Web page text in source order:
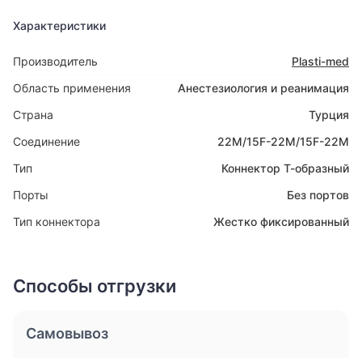
Характеристики
Производитель
Plasti-med
Область применения
Анестезиология и реанимация
Страна
Турция
Соединение
22M/15F-22M/15F-22M
Тип
Коннектор Т-образный
Порты
Без портов
Тип коннектора
Жестко фиксированный
Способы отгрузки
Самовывоз